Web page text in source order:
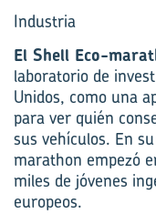
Industria
El Shell Eco-
laboratorio de
Unidos, como una
para ver quién
sus vehículos. En
marathon empezó
miles de jóvenes
europeos.